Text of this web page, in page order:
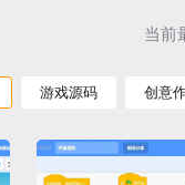
当前
游戏源码 创意